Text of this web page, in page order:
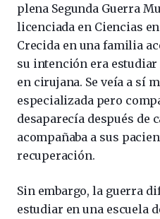
plena Segunda Guerra
licenciada en Ciencias
Crecida en una familia
su intención era
en cirujana. Se veía a sí
especializada pero
desaparecía después de
acompañaba a sus
recuperación.
Sin embargo, la guerra
estudiar en una escuela